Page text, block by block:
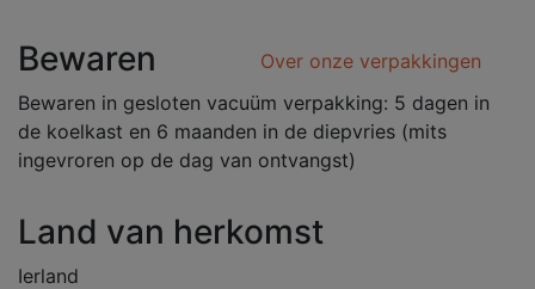
Bewaren
Over onze verpakkingen
Bewaren in gesloten vacuüm verpakking: 5 dagen in
de koelkast en 6 maanden in de diepvries (mits
ingevroren op de dag van ontvangst)
Land van herkomst
Ierland